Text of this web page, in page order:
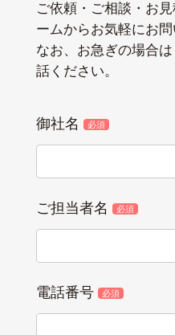
ご依頼・ご相談・お
ームからお気軽にお問
なお、お急ぎの場合は
話ください。
御社名 必須
ご担当者名 必須
電話番号 必須